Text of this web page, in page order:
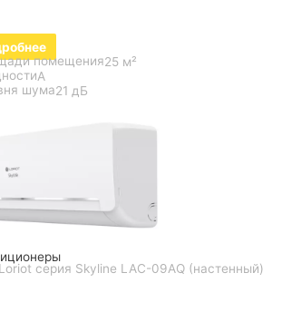
25 м²
A
21 дБ
серия Skyline LAC-09AQ (настенный)